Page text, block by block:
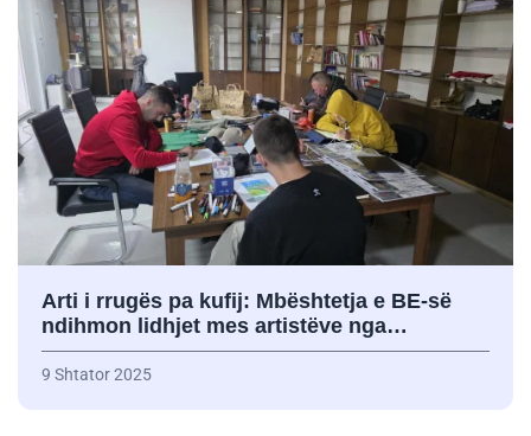
Arti i rrugës pa kufij: Mbështetja e BE-së
ndihmon lidhjet mes artistëve nga…
9 Shtator 2025